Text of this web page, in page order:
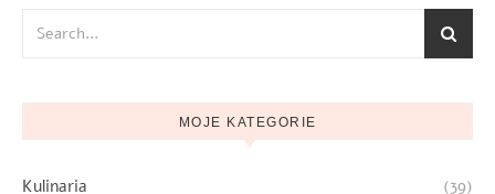
MOJE KATEGORIE
Kulinaria (39)